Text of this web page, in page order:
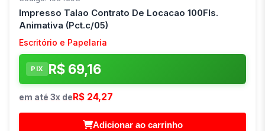
Impresso Talao Contrato De Locacao 100Fls.
Animativa (Pct.c/05)
Escritório e Papelaria
PIX R$ 69,16
em até 3x deR$ 24,27
Adicionar ao carrinho